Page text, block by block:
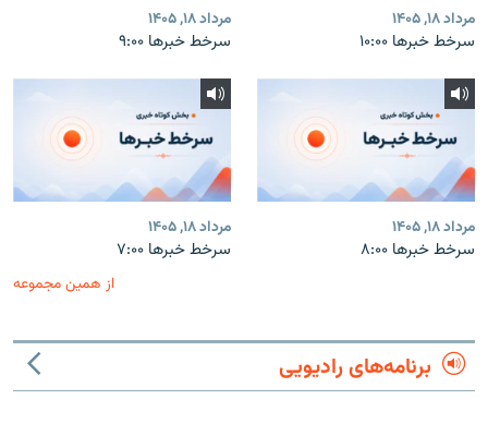
مرداد ۱۸, ۱۴۰۵
سرخط خبرها ۱۰:۰۰
مرداد ۱۸, ۱۴۰۵
سرخط خبرها ۹:۰۰
مرداد ۱۸, ۱۴۰۵
سرخط خبرها ۸:۰۰
مرداد ۱۸, ۱۴۰۵
سرخط خبرها ۷:۰۰
از همین مجموعه
برنامه‌های رادیویی